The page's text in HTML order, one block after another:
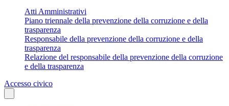
Atti Amministrativi
Piano triennale della prevenzione della corruzione e della
trasparenza
Responsabile della prevenzione della corruzione e della
trasparenza
Relazione del responsabile della prevenzione della corruzione
e della trasparenza
Accesso civico